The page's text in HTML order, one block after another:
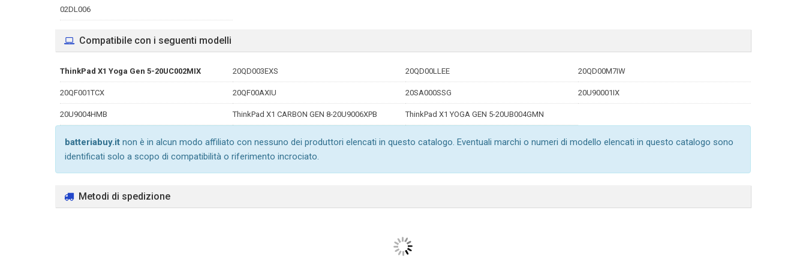
02DL006
Compatibile con i seguenti modelli
ThinkPad X1 Yoga Gen 5-20UC002MIX 20QD003EXS 20QD00LLEE 20QD00M7IW
20QF001TCX 20QF00AXIU 20SA000SSG 20U90001IX
20U9004HMB ThinkPad X1 CARBON GEN 8-20U9006XPB ThinkPad X1 YOGA GEN 5-20UB004GMN
batteriabuy.it non è in alcun modo affiliato con nessuno dei produttori elencati in questo catalogo. Eventuali marchi o numeri di modello elencati in questo catalogo sono
identificati solo a scopo di compatibilità o riferimento incrociato.
Metodi di spedizione